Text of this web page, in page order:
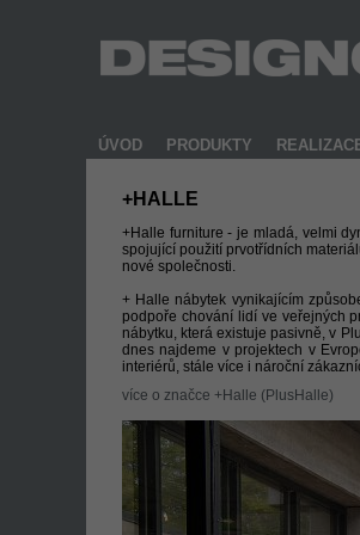
ÚVOD PRODUKTY
+HALLE
+Halle furniture - je mladá, velmi
spojující použití prvotřídních
nové společnosti.
+ Halle nábytek vynikajícím
podpoře chování lidí ve veřejných
nábytku, která existuje pasivně, v
dnes najdeme v projektech v
interiérů, stále více i nároční
více o značce +Halle (PlusHalle)